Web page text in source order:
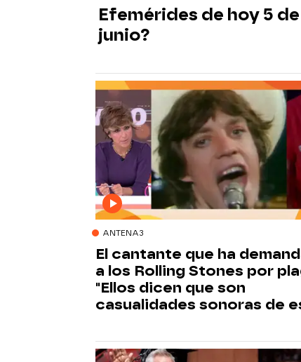
Efemérides de hoy 5
junio?
ANTENA3
El cantante que ha
a los Rolling Stones por
"Ellos dicen que son
casualidades sonoras de